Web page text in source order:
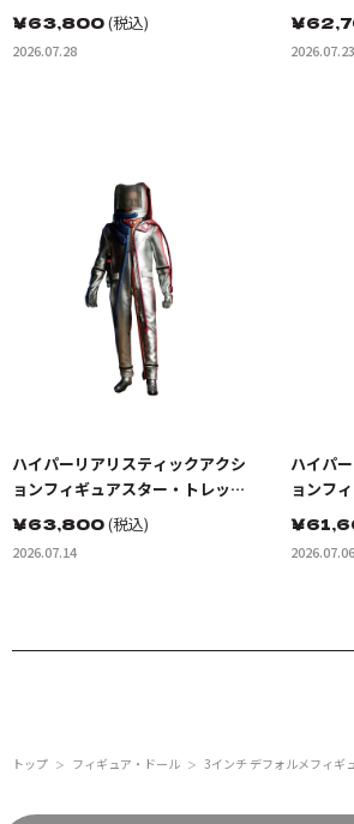
ク:宇宙大作戦 ゴトス星の怪人 ト
レレイン
￥63,800(税込)
2026.07.28
ンジ・
トマリ
￥
2026.07.23
ハイパーリアリスティックアクシ
ョンフィギュアスター・トレッ
ク:宇宙大作戦 カーク船長 EVスー
ツ（宇宙服）
￥63,800(税込)
2026.07.14
ハイパ
ョンフ
ク
ド・ボ
￥
2026.07.06
トップ ＞ フィギュア・ドール ＞ 3インチ デフォルメフィギ